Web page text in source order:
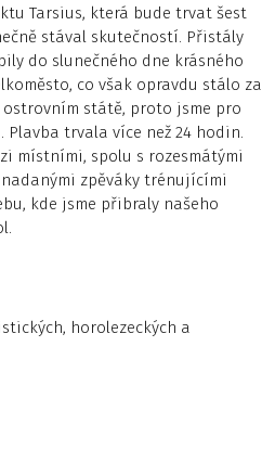
Tarsius, která bude trvat šest
stával skutečností. Přistály
do slunečného dne krásného
co však opravdu stálo za
státě, proto jsme pro
trvala více než 24 hodin.
místními, spolu s rozesmátými
zpěváky trénujícími
kde jsme přibraly našeho
horolezeckých a